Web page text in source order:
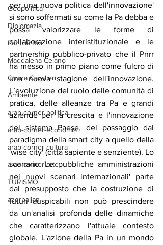
Geopolitica
Diplomazia
Patrizia Boi
Maddalena Celano
Chiara Cavalieri
Ambiente
arab-corner-politica
arab-corner-economia
arab-corner-cultura
arab-corner-arte
TURISMO
azerbaijan
per una nuova politica dell'innovazione'
si sono soffermati su come la Pa debba e
possa valorizzare le forme di
collaborazione interistituzionale e le
partnership pubblico-privato che il Pnrr
ha messo in primo piano come fulcro di
una nuova stagione dell'innovazione.
L’evoluzione del ruolo delle comunità di
pratica, delle alleanze tra Pa e grandi
aziende per la crescita e l'innovazione
del sistema Paese, del passaggio dal
paradigma della smart city a quello della
'wise city' (città sapiente e senziente). Lo
scenario 'Le pubbliche amministrazioni
nei nuovi scenari internazionali' parte
dal presupposto che la costruzione di
futuri auspicabili non può prescindere
da un'analisi profonda delle dinamiche
che caratterizzano l'attuale contesto
globale. L'azione della Pa in un mondo